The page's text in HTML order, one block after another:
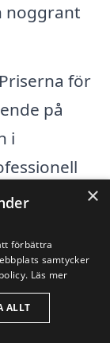
noggrant
Priserna för
på
i
mer,
Om
av
×
förbättra
samtycker
Läs mer
ALLT